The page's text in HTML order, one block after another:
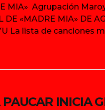
MIA» Agrupación
DE «MADRE MIA» DE
La lista de canciones
INICIA